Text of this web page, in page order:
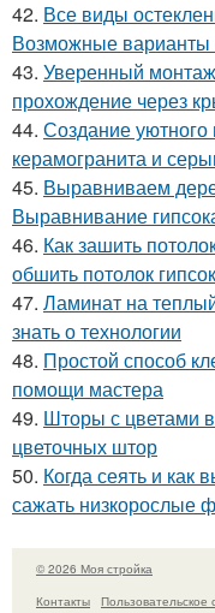
42. Все виды
Возможные варианты
43. Уверенный
прохождение через
44. Создание уютного
керамогранита и
45. Выравниваем
Выравнивание
46. Как зашить
обшить потолок
47. Ламинат на
знать о технологии
48. Простой способ
помощи мастера
49. Шторы с цветами
цветочных штор
50. Когда сеять и как
сажать низкорослые
© 2026 Моя стройка
Контакты
Пользовательское